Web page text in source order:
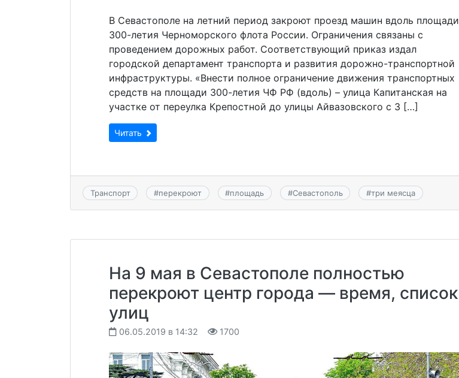
В Севастополе на летний период закроют проезд машин вдоль площади
300-летия Черноморского флота России. Ограничения связаны с
проведением дорожных работ. Соответствующий приказ издал
городской департамент транспорта и развития дорожно-транспортной
инфраструктуры. «Внести полное ограничение движения транспортных
средств на площади 300-летия ЧФ РФ (вдоль) – улица Капитанская на
участке от переулка Крепостной до улицы Айвазовского с 3 […]
Читать
Транспорт #перекроют #площадь #Севастополь #три меясца
На 9 мая в Севастополе полностью
перекроют центр города — время, список
улиц
06.05.2019 в 14:32 1700